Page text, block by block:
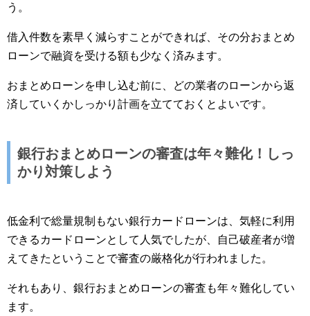
う。
借入件数を素早く減らすことができれば、その分おまとめ
ローンで融資を受ける額も少なく済みます。
おまとめローンを申し込む前に、どの業者のローンから返
済していくかしっかり計画を立てておくとよいです。
銀行おまとめローンの審査は年々難化！しっ
かり対策しよう
低金利で総量規制もない銀行カードローンは、気軽に利用
できるカードローンとして人気でしたが、自己破産者が増
えてきたということで審査の厳格化が行われました。
それもあり、銀行おまとめローンの審査も年々難化してい
ます。